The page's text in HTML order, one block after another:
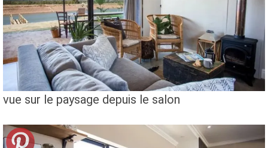
vue sur le paysage depuis le salon